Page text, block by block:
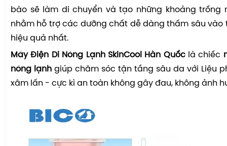
bào sẽ làm di chuyển và tạo những khoảng trống
nhằm hỗ trợ các dưỡng chất dễ dàng thấm sâu vào
hiệu quả nhất.
Máy Điện Di Nóng Lạnh SkinCool Hàn Quốclà chiếc
nóng lạnh giúp chăm sóc tận tầng sâu da với Liệu
xâm lấn - cực kì an toàn không gây đau, không ảnh